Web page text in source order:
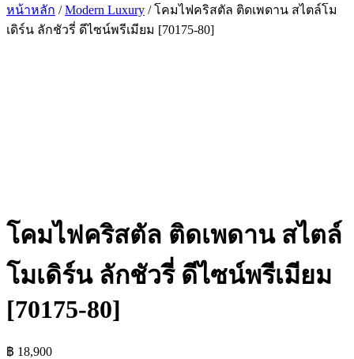
หน้าหลัก /Modern Luxury / โคมไฟคริสตัล ติดเพดาน สไตล์โม
เดิร์น ลักชัวรี่ ดีไซน์พรีเมียม [70175-80]
โคมไฟคริสตัล ติดเพดาน สไตล์
โมเดิร์น ลักชัวรี่ ดีไซน์พรีเมียม
[70175-80]
฿ 18,900